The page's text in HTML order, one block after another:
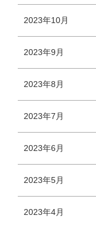
2023年10月
2023年9月
2023年8月
2023年7月
2023年6月
2023年5月
2023年4月